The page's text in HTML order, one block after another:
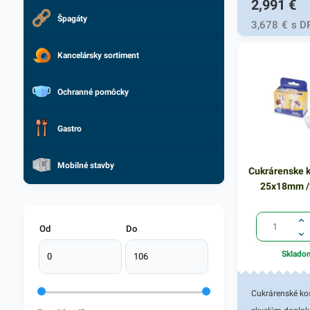
Špagáty
Kancelársky sortiment
Ochranné pomôcky
Gastro
Mobilné stavby
Od Do
obalový
vyznačuje
jemnosťou a
farebným
papier je vhodný
predovšetkým
balenie
zabaliť aj
papierovom
vyhovuje. Svoje
domácnosti.
2,991 €
3,678 € s
Cukrárenske
25x18mm
Cukrárenské